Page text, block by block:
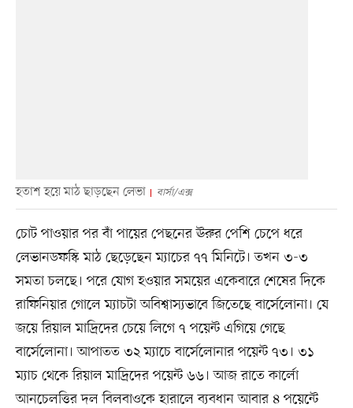
হতাশ হয়ে মাঠ ছাড়ছেন লেভা বার্সা/এক্স
চোট পাওয়ার পর বাঁ পায়ের পেছনের ঊরুর পেশি চেপে ধরে
লেভানডফস্কি মাঠ ছেড়েছেন ম্যাচের ৭৭ মিনিটে। তখন ৩-৩
সমতা চলছে। পরে যোগ হওয়ার সময়ের একেবারে শেষের দিকে
রাফিনিয়ার গোলে ম্যাচটা অবিশ্বাস্যভাবে জিতেছে বার্সেলোনা। যে
জয়ে রিয়াল মাদ্রিদের চেয়ে লিগে ৭ পয়েন্ট এগিয়ে গেছে
বার্সেলোনা। আপাতত ৩২ ম্যাচে বার্সেলোনার পয়েন্ট ৭৩। ৩১
ম্যাচ থেকে রিয়াল মাদ্রিদের পয়েন্ট ৬৬। আজ রাতে কার্লো
আনচেলত্তির দল বিলবাওকে হারালে ব্যবধান আবার ৪ পয়েন্টে